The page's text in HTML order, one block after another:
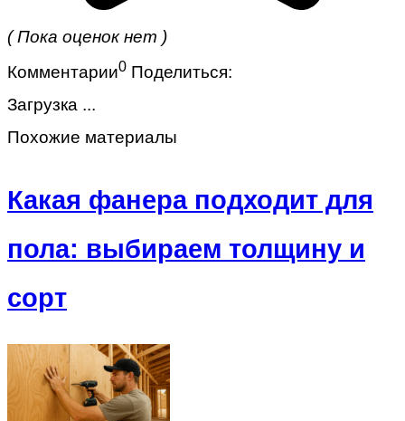
( Пока оценок нет )
Комментарии0 Поделиться:
Загрузка ...
Похожие материалы
Какая фанера подходит для
пола: выбираем толщину и
сорт